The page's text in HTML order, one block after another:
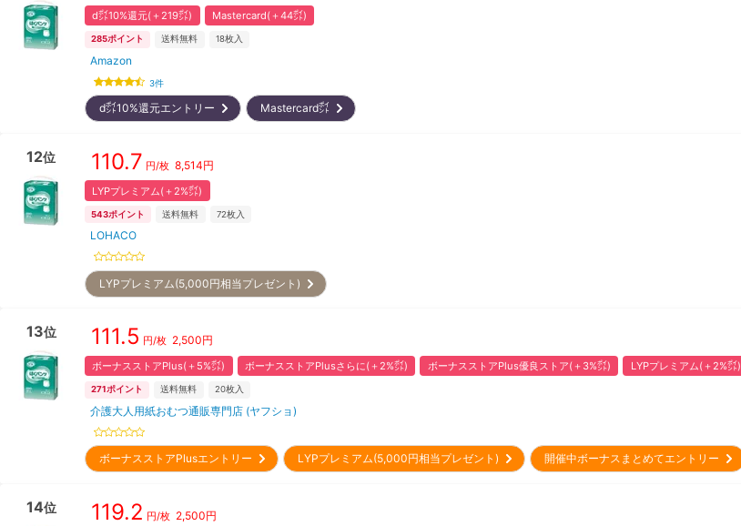
d㌽10%還元(＋219㌽) Mastercard(＋44㌽)
285ポイント 送料無料 18枚入
Amazon
3件
d㌽10%還元エントリー Mastercard㌽
12位 110.7 円/枚 8,514円
LYPプレミアム(＋2%㌽)
543ポイント 送料無料 72枚入
LOHACO
LYPプレミアム(5,000円相当プレゼント)
13位 111.5 円/枚 2,500円
ボーナスストアPlus(＋5%㌽) ボーナスストアPlusさらに(＋2%㌽) ボーナスストアPlus優良ストア(＋3%㌽) LYPプレミアム(＋2%㌽)
271ポイント 送料無料 20枚入
介護大人用紙おむつ通販専門店 (ヤフショ)
ボーナスストアPlusエントリー LYPプレミアム(5,000円相当プレゼント) 開催中ボーナスまとめてエントリー
14位 119.2 円/枚 2,500円